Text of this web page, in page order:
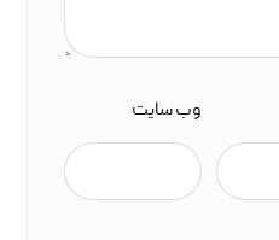
وب‌ سایت